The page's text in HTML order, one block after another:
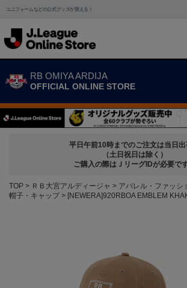
ユニフォームなどの公式グッズが買える！
RB OMIYA ARDIJA
OFFICIAL ONLINE STORE
平日午前10時までのご注文は当日出
（土日祝日は除く）
ご購入の際はＪリーグIDが必要です
TOP ＲＢ大宮アルディージャ
アパレル・ファッシ
帽子・キャップ
[NEWERA]920RBOA EMBLEM